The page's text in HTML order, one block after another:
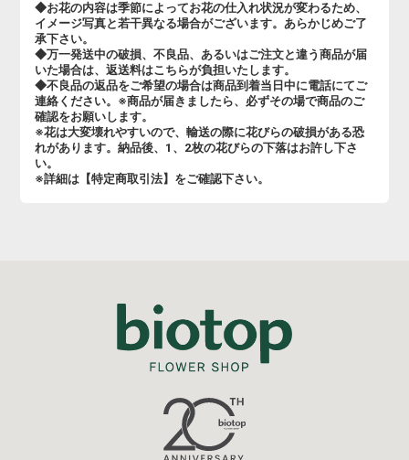
◆お花の内容は季節によってお花の仕入れ状況が変わるため、
イメージ写真と若干異なる場合がございます。あらかじめご了
承下さい。
◆万一発送中の破損、不良品、あるいはご注文と違う商品が届
いた場合は、返送料はこちらが負担いたします。
◆不良品の返品をご希望の場合は商品到着当日中に電話にてご
連絡ください。※商品が届きましたら、必ずその場で商品のご
確認をお願いします。
※花は大変壊れやすいので、輸送の際に花びらの破損がある恐
れがあります。納品後、1、2枚の花びらの下落はお許し下さ
い。
※詳細は【特定商取引法】をご確認下さい。